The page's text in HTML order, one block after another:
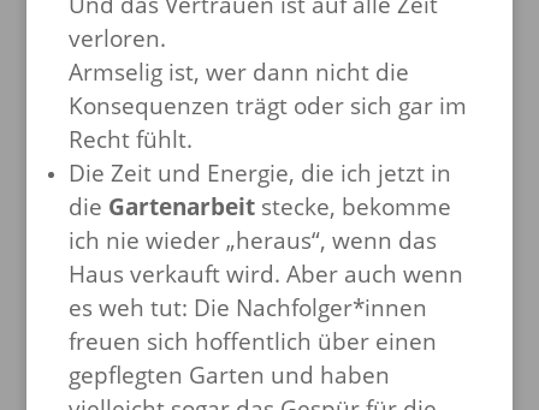
verloren.
Armselig ist, wer dann nicht die
Konsequenzen trägt oder sich gar im
Recht fühlt.
Die Zeit und Energie, die ich jetzt in
die Gartenarbeitstecke, bekomme
ich nie wieder „heraus“, wenn das
Haus verkauft wird. Aber auch wenn
es weh tut: Die Nachfolger*innen
freuen sich hoffentlich über einen
gepflegten Garten und haben